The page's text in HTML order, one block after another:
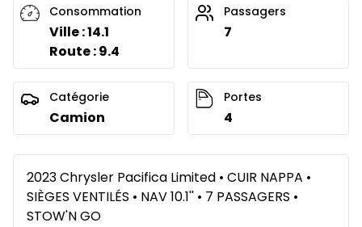
Consommation
Ville : 14.1
Route : 9.4
Passagers
7
Catégorie
Camion
Portes
4
2023 Chrysler Pacifica Limited • CUIR NAPPA •
SIÈGES VENTILÉS • NAV 10.1'' • 7 PASSAGERS •
STOW'N GO